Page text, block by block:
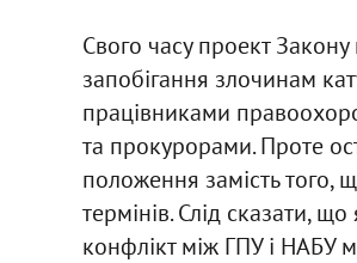
Свого часу проект
запобігання злочинам
працівниками
та прокурорами. Проте
положення замість того,
термінів. Слід сказати,
конфлікт між ГПУ і НАБУ